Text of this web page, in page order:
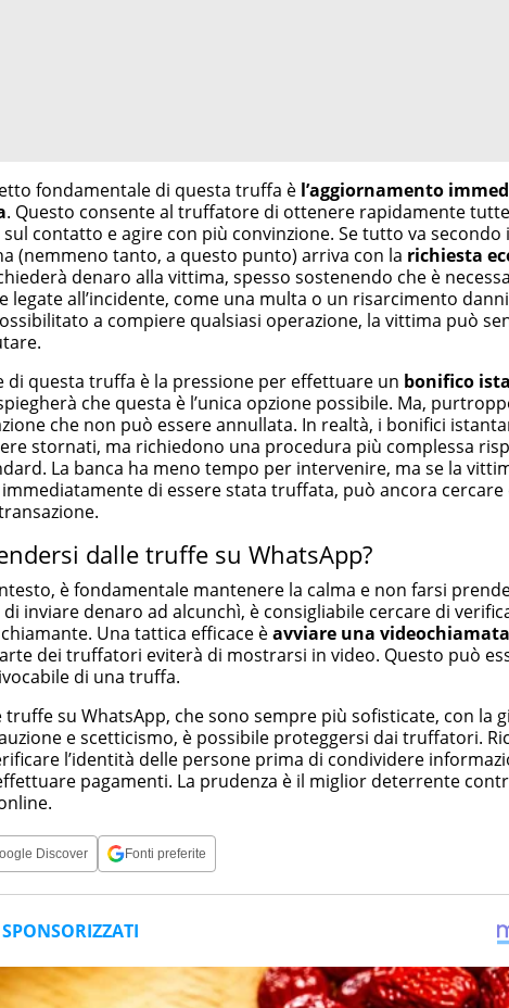
fondamentale di questa truffa è l’aggiornamento
. Questo consente al truffatore di ottenere rapidamente
contatto e agire con più convinzione. Se tutto va secondo
(nemmeno tanto, a questo punto) arriva con la richiesta
denaro alla vittima, spesso sostenendo che è
legate all’incidente, come una multa o un risarcimento
a compiere qualsiasi operazione, la vittima può
di questa truffa è la pressione per effettuare un bonifico
che questa è l’unica opzione possibile. Ma,
che non può essere annullata. In realtà, i bonifici
stornati, ma richiedono una procedura più complessa
La banca ha meno tempo per intervenire, ma se la
di essere stata truffata, può ancora cercare
dalle truffe su WhatsApp?
è fondamentale mantenere la calma e non farsi
inviare denaro ad alcunchì, è consigliabile cercare di
Una tattica efficace èavviare una videochiamata
dei truffatori eviterà di mostrarsi in video. Questo può
di una truffa.
truffe su WhatsApp, che sono sempre più sofisticate, con la
e scetticismo, è possibile proteggersi dai truffatori.
l’identità delle persone prima di condividere
pagamenti. La prudenza è il miglior deterrente
Discover Fonti preferite